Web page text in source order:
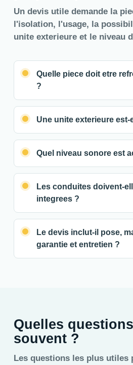
Un devis utile demande la
l'isolation, l'usage, la
unite exterieure et le niveau
Quelle piece doit etre
?
Une unite exterieure
Quel niveau sonore est
Les conduites doivent-
integrees ?
Le devis inclut-il pose,
garantie et entretien ?
Quelles
souvent ?
Les questions les plus utiles